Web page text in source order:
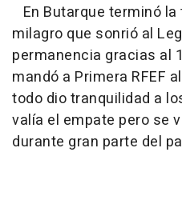
En Butarque terminó
milagro que sonrió al
permanencia gracias al
mandó a Primera RFEF
todo dio tranquilidad a
valía el empate pero se
durante gran parte del